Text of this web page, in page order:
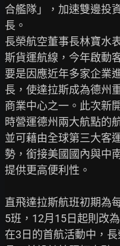
合艦隊」，加速雙邊投
長。
長榮航空董事長林寶水
斯貨運航線，今年啟動
要是因應近年多家企業
長，使達拉斯成為德州
商業中心之一。此次新
時營運德州兩大航點的
並可藉由全球第三大客
勢，銜接美國國內與中
提供更高便利性。
直飛達拉斯航班初期為
5班，12月15日起則改
在3日的首航活動中，